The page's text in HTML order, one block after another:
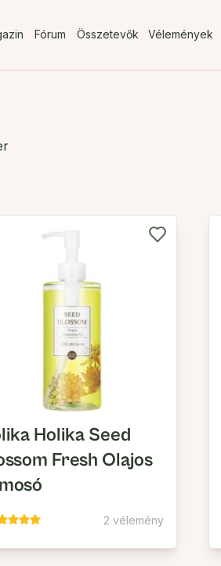
Fórum Összetevők Vélemények
Holika Seed
Fresh Olajos
2 vélemény